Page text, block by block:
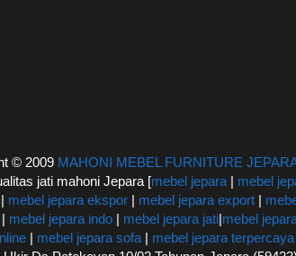
© 2009 MAHONI MEBEL FURNITURE
jati mahoni Jepara [mebel jepara| mebel
| mebel jepara ekspor | mebel jepara export |
| mebel jepara indo | mebel jepara jati|mebel
| mebel jepara sofa| mebel jepara terpercaya